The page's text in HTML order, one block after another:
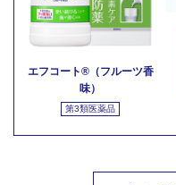
エフコート®（フルーツ香
味）
第3類医薬品